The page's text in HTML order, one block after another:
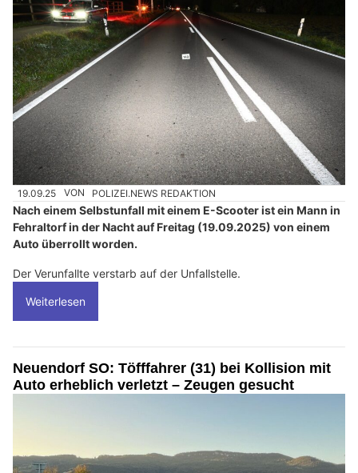
19.09.25 VON POLIZEI.NEWS REDAKTION
Nach einem Selbstunfall mit einem E-Scooter ist ein Mann in
Fehraltorf in der Nacht auf Freitag (19.09.2025) von einem
Auto überrollt worden.
Der Verunfallte verstarb auf der Unfallstelle.
Weiterlesen
Neuendorf SO: Töfffahrer (31) bei Kollision mit
Auto erheblich verletzt – Zeugen gesucht